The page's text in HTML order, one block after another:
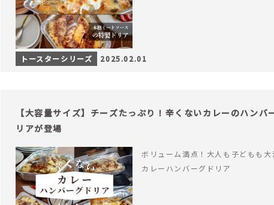
トースターシリーズ 2025.02.01
【大容量サイズ】チーズたっぷり！辛くないカレーのハンバ
リアが登場
ボリューム満点！大人も子どもも大
カレーハンバーグドリア